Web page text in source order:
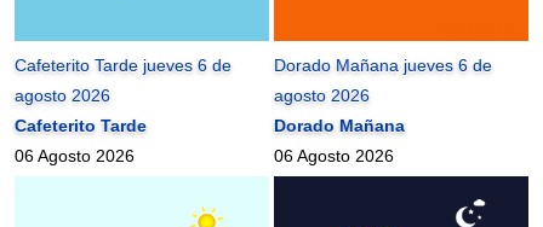
Cafeterito Tarde jueves 6 de
agosto 2026
Cafeterito Tarde
06 Agosto 2026
Dorado Mañana jueves 6 de
agosto 2026
Dorado Mañana
06 Agosto 2026